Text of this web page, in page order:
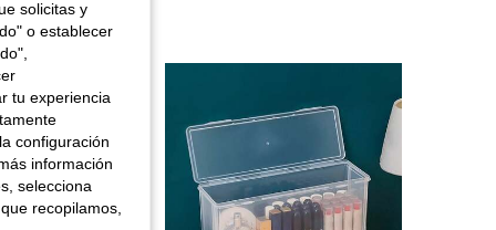
solicitas y
o establecer
tu experiencia
configuración
información
selecciona
recopilamos,